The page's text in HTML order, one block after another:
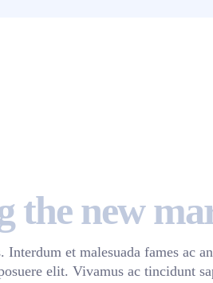
the new
Interdum et malesuada fames ac
elit. Vivamus ac tincidunt